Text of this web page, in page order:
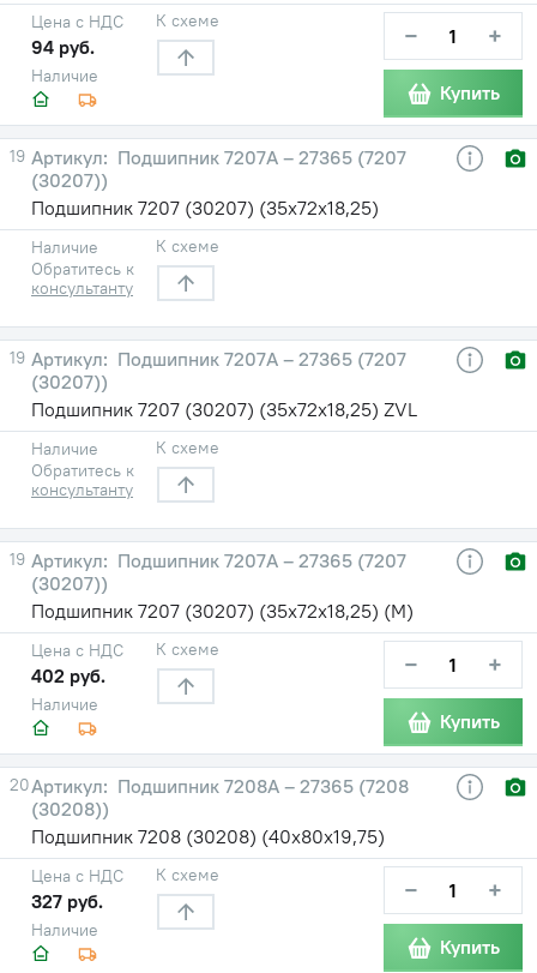
Наличие
Цена с НДС
94 руб.
К схеме − +
Купить
19
Подшипник 7207А – 27365 (7207
(30207))
Подшипник 7207 (30207) (35х72х18,25)
Наличие
Обратитесь к
консультанту
К схеме
19
Подшипник 7207А – 27365 (7207
(30207))
Подшипник 7207 (30207) (35х72х18,25) ZVL
Наличие
Обратитесь к
консультанту
К схеме
19
Подшипник 7207А – 27365 (7207
(30207))
Подшипник 7207 (30207) (35х72х18,25) (М)
Наличие
Цена с НДС
402 руб.
К схеме − +
Купить
20
Подшипник 7208А – 27365 (7208
(30208))
Подшипник 7208 (30208) (40х80х19,75)
Наличие
Цена с НДС
327 руб.
К схеме − +
Купить